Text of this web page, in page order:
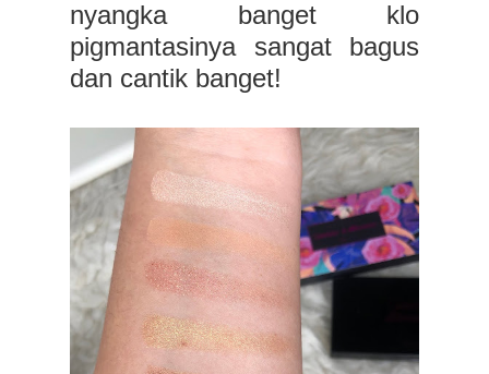
nyangka banget klo
pigmantasinya sangat bagus
dan cantik banget!